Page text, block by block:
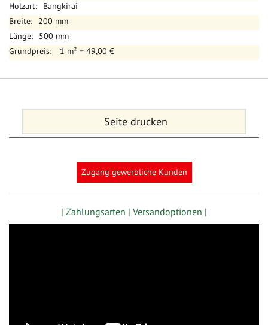
Bangkirai
200 mm
500 mm
1 m² = 49,00 €
Seite drucken
Zugang gewerbliche Kunden
| Zahlungsarten | Versandoptionen |